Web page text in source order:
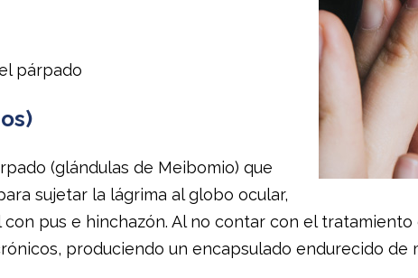
párpado
(glándulas de Meibomio) que
sujetar la lágrima al globo ocular,
pus e hinchazón. Al no contar con el
crónicos, produciendo un encapsulado endurecido